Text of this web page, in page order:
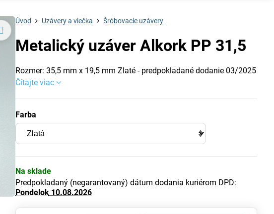
Úvod Uzávery a viečka Šróbovacie uzávery
Metalický uzáver Alkork PP 31,5
Rozmer: 35,5 mm x 19,5 mm Zlaté - predpokladané dodanie 03/2025
Čítajte viac
Farba
Na sklade
Predpokladaný (negarantovaný) dátum dodania kuriérom DPD:
Pondelok 10.08.2026